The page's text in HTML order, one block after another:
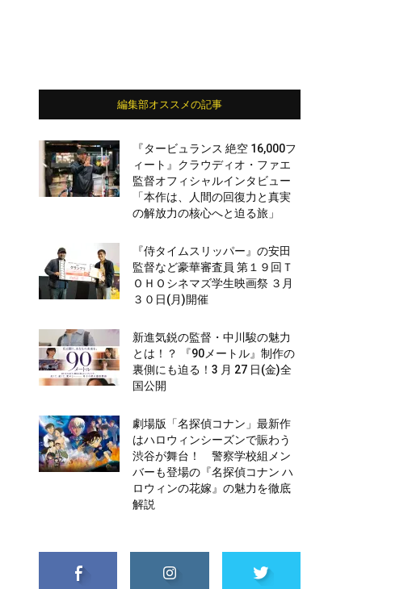
編集部オススメの記事
『タービュランス 絶空 16,000フ
ィート』クラウディオ・ファエ
監督オフィシャルインタビュー
「本作は、人間の回復力と真実
の解放力の核心へと迫る旅」
『侍タイムスリッパー』の安田
監督など豪華審査員 第１９回Ｔ
ＯＨＯシネマズ学生映画祭 ３月
３０日(月)開催
新進気鋭の監督・中川駿の魅力
とは！？ 『90メートル』制作の
裏側にも迫る！3 月 27 日(金)全
国公開
劇場版「名探偵コナン」最新作
はハロウィンシーズンで賑わう
渋谷が舞台！ 警察学校組メン
バーも登場の『名探偵コナン ハ
ロウィンの花嫁』の魅力を徹底
解説